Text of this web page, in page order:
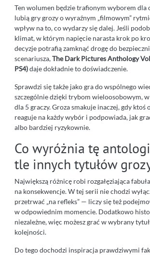
Ten wolumen będzie trafionym wyborem dla
lubią gry grozy o wyraźnym „filmowym”
wpływ na to, co wydarzy się dalej. Jeśli
klimat, w którym napięcie narasta krok po
decyzje potrafią zamknąć drogę do
scenariusza,The Dark Pictures Anthology
PS4)daje dokładnie to doświadczenie.
Sprawdzi się także jako gra do wspólnego
szczególnie dzięki trybom wieloosobowym,
dla 5 graczy. Groza smakuje inaczej, gdy ktoś
reaguje na każdy wybór i podpowiada, jak
albo bardziej ryzykownie.
Co wyróżnia tę
tle innych tytułów
Największą różnicę robi rozgałęziająca
na konsekwencje. W tej serii nie chodzi
przetrwać „na refleks” — liczy się też
w odpowiednim momencie. Dodatkowo
niezależne, więc możesz grać w wybrany
kolejności.
Do tego dochodzi inspiracja prawdziwymi